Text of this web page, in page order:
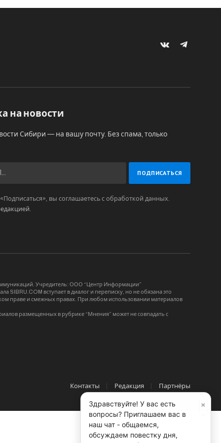
VKontakteTelegram
на новости
Сибири — на вашу почту. Без спама, только
вы соглашаетесь с обработкой данных.
.
Учредитель: ООО “Центр Информации”
SIBRU.COM вступает в диалог и переписку, но не обязана это
праве и смежных правах. При любом использовании материалов
размещенных в рубрике “Мнения” может не совпадать с
Контакты Редакция Партнёры
×
Здравствуйте! У вас есть
вопросы? Приглашаем вас в
наш чат - общаемся,
обсуждаем повестку дня,